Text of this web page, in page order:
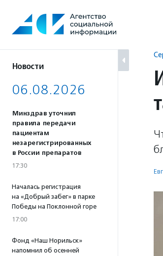
содержанию
Новости
06.08.2026
Минздрав уточнил
правила передачи
пациентам
незарегистрированных
в России препаратов
17:30
Началась регистрация
на «Добрый забег» в парке
Победы на Поклонной горе
17:00
Фонд «Наш Норильск»
напомнил об осенней